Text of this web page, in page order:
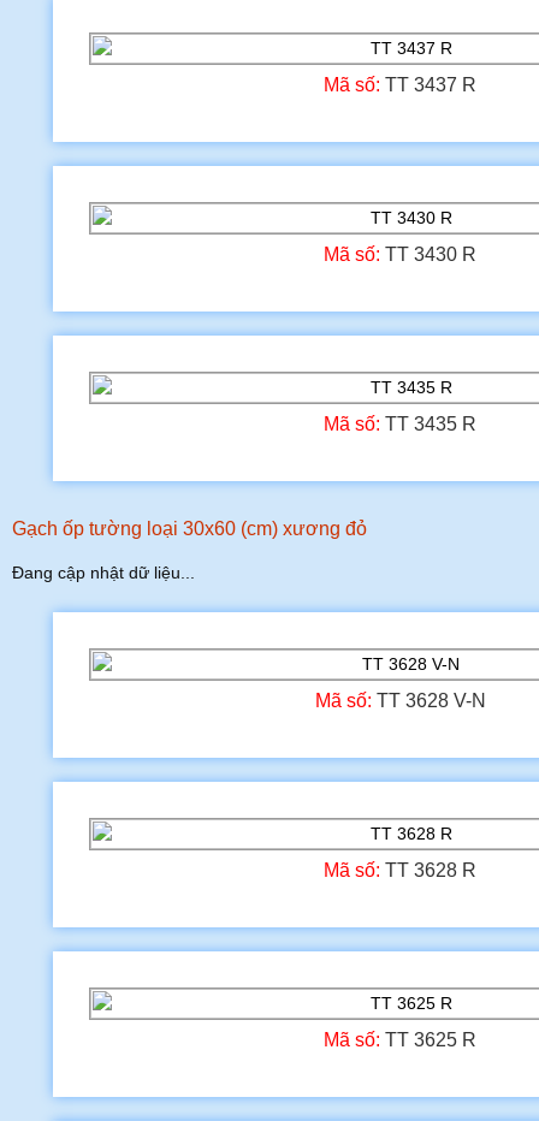
Mã số:TT 3437 R
Mã số:TT 3430 R
Mã số:TT 3435 R
Gạch ốp tường loại 30x60 (cm) xương đỏ
Đang cập nhật dữ liệu...
Mã số: TT 3628 V-N
Mã số:TT 3628 R
Mã số:TT 3625 R